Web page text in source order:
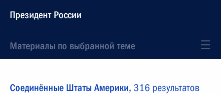
Президент России
Материалы по выбранной теме
Соединённые Штаты Америки, 316 результатов